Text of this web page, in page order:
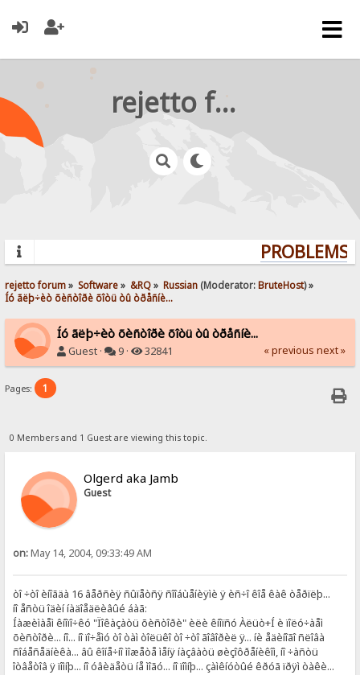
rejetto forum
rejetto forum» Software» &RQ» Russian (Moderator:BruteHost) »
Íó ãëþ÷èò õèñòîðè õîòü òû òðåñíè...
Íó ãëþ÷èò õèñòîðè õîòü òû òðåñíè...
Guest · 9 · 32841 « previous next »
Pages: 1
0 Members and 1 Guest are viewing this topic.
Olgerd aka Jamb
Guest
on:May 14, 2004, 09:33:49 AM
òî ÷òî èíîãäà 16 âåðñèÿ ñûïåòñÿ ñîîáùåíèÿìè ÿ èñ÷î êîå êàê òåðïëþ...
íî åñòü îäèí íàäîåäëèâûé áàã:
Íàæèìàåì êíîïî÷êó "Ïîêàçàòü õèñòîðè" èëè êíîïñó Àëüò+Í è ïîëó÷àåì
õèñòîðè... íî... íî ïî÷åìó òî òàì òîëüêî òî ÷òî ãîâîðèë ÿ... íè åäèíîãî ñëîâà
ñîáåñåäíèêà... âû êîíå÷íî ìîæåòå ìåíÿ íàçâàòü øèçîôðåíèêîì, íî ÷àñòü
îòâåòîâ ÿ ïîìíþ... íî óâèäåòü íå ìîãó... íî ïîìíþ... çàìêíóòûé êðóã ïðÿì òàêè...